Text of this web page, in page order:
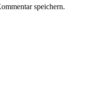
speichern.